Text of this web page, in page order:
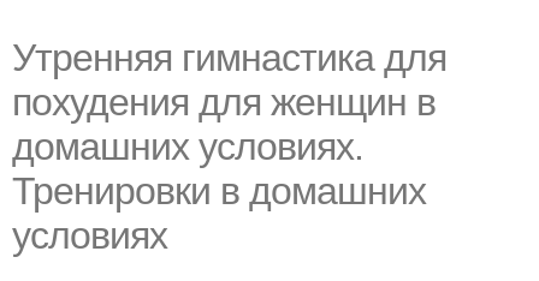
Утренняя гимнастика для
похудения для женщин в
домашних условиях.
Тренировки в домашних
условиях